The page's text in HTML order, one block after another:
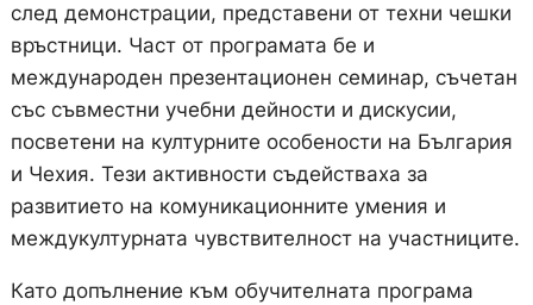
след демонстрации, представени от техни чешки
връстници. Част от програмата бе и
международен презентационен семинар, съчетан
със съвместни учебни дейности и дискусии,
посветени на културните особености на България
и Чехия. Тези активности съдействаха за
развитието на комуникационните умения и
междукултурната чувствителност на участниците.
Като допълнение към обучителната програма